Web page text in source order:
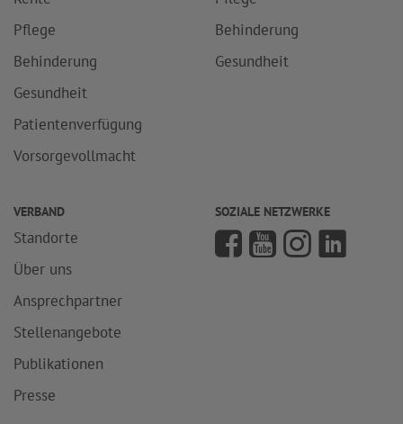
Pflege
Behinderung
Gesundheit
Patientenverfügung
Vorsorgevollmacht
Behinderung
Gesundheit
VERBAND
Standorte
Über uns
Ansprechpartner
Stellenangebote
Publikationen
Presse
SOZIALE NETZWERKE